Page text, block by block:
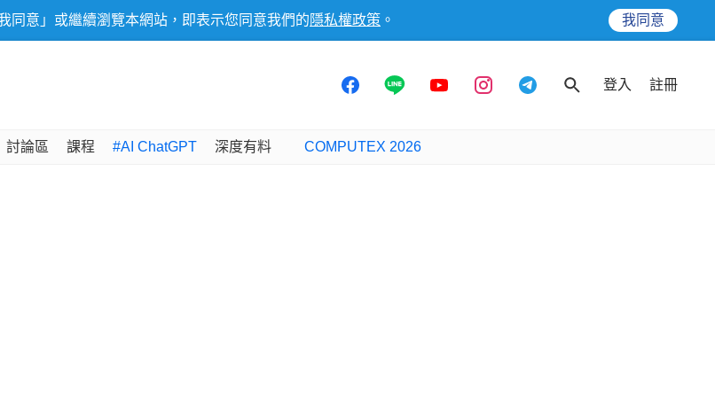
同意」或繼續瀏覽本網站，即表示您同意我們的 隱私權政策 。 我同意
登入 註冊
討論區 課程 #AI ChatGPT 深度有料 COMPUTEX 2026